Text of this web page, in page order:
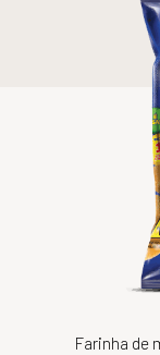
Farinha de